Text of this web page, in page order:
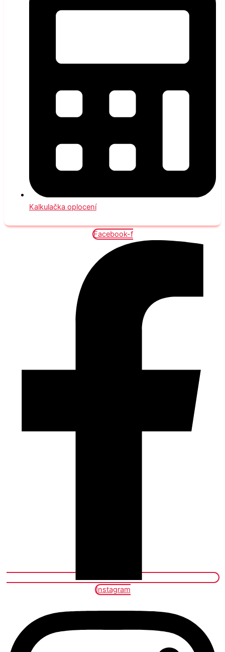
Kalkulačka oplocení
Facebook-f
Instagram